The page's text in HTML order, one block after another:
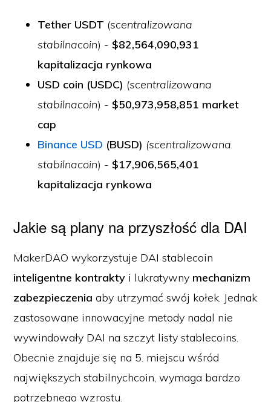
Tether USDT (scentralizowana
stabilnacoin) - $82,564,090,931
kapitalizacja rynkowa
USD coin (USDC) (scentralizowana
stabilnacoin) - $50,973,958,851 market
cap
Binance USD (BUSD) (scentralizowana
stabilnacoin) - $17,906,565,401
kapitalizacja rynkowa
Jakie są plany na przyszłość dla DAI
MakerDAO wykorzystuje DAI stablecoin
inteligentne kontrakty i lukratywny mechanizm
zabezpieczenia aby utrzymać swój kołek. Jednak
zastosowane innowacyjne metody nadal nie
wywindowały DAI na szczyt listy stablecoins.
Obecnie znajduje się na 5. miejscu wśród
największych stabilnychcoin, wymaga bardzo
potrzebnego wzrostu.